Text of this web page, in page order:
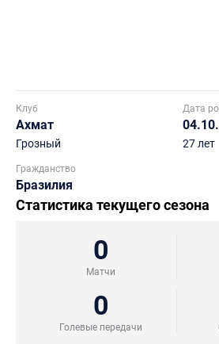
Клуб
Ахмат
Грозный
Дата
27 лет
Гражданство
Бразилия
Статистика текущего сезона
0
Матчи
0
Голевые передачи